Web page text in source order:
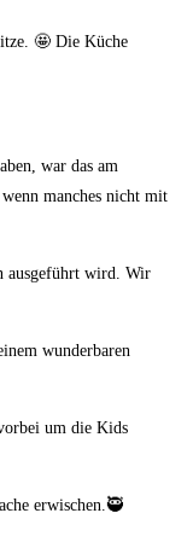
🤩 Die Küche
war das am
manches nicht mit
ausgeführt wird. Wir
wunderbaren
um die Kids
erwischen.🥷